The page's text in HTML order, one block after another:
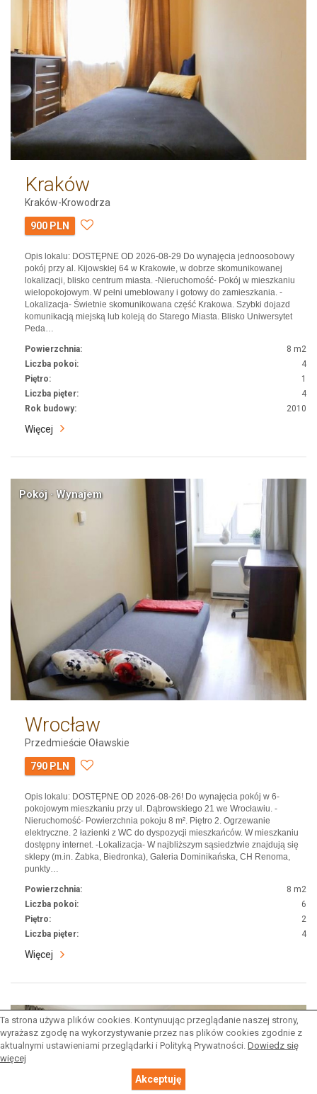
Kraków
Kraków-Krowodrza
900 PLN
Opis lokalu: DOSTĘPNE OD 2026-08-29 Do wynajęcia jednoosobowy
pokój przy al. Kijowskiej 64 w Krakowie, w dobrze skomunikowanej
lokalizacji, blisko centrum miasta. -Nieruchomość- Pokój w mieszkaniu
wielopokojowym. W pełni umeblowany i gotowy do zamieszkania. -
Lokalizacja- Świetnie skomunikowana część Krakowa. Szybki dojazd
komunikacją miejską lub koleją do Starego Miasta. Blisko Uniwersytet
Peda…
Powierzchnia:
8 m2
Liczba pokoi:
4
Piętro:
1
Liczba pięter:
4
Rok budowy:
2010
Więcej
Pokój · Wynajem
Wrocław
Przedmieście Oławskie
790 PLN
Opis lokalu: DOSTĘPNE OD 2026-08-26! Do wynajęcia pokój w 6-
pokojowym mieszkaniu przy ul. Dąbrowskiego 21 we Wrocławiu. -
Nieruchomość- Powierzchnia pokoju 8 m². Piętro 2. Ogrzewanie
elektryczne. 2 łazienki z WC do dyspozycji mieszkańców. W mieszkaniu
dostępny internet. -Lokalizacja- W najbliższym sąsiedztwie znajdują się
sklepy (m.in. Żabka, Biedronka), Galeria Dominikańska, CH Renoma,
punkty…
Powierzchnia:
8 m2
Liczba pokoi:
6
Piętro:
2
Liczba pięter:
4
Więcej
Pokój · Wynajem
Ta strona używa plików cookies. Kontynuując przeglądanie naszej strony,
wyrażasz zgodę na wykorzystywanie przez nas plików cookies zgodnie z
aktualnymi ustawieniami przeglądarki i Polityką Prywatności. Dowiedz się
więcej
Akceptuję